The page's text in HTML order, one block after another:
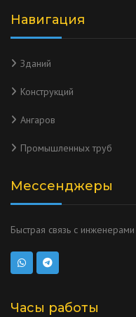
Навигация
Зданий
Конструкций
Ангаров
Промышленных труб
Мессенджеры
Быстрая связь с инженерами
Часы работы